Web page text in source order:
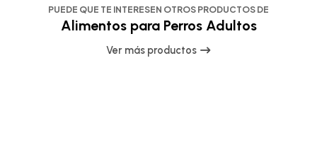
PUEDE QUE TE INTERESEN OTROS PRODUCTOS DE
Alimentos para Perros Adultos
Ver más productos